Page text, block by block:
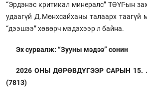
“Эрдэнэс критикал минералс” ТӨҮГ-ын
удаагүй Д.Мөнхсайханы талаарх таагүй
“дээшээ” хөвөрч мэдэхээр л байна.
Эх сурвалж: “Зууны мэдээ” сонин
2026 ОНЫ ДӨРӨВДҮГЭЭР САРЫН 15.
(7813)